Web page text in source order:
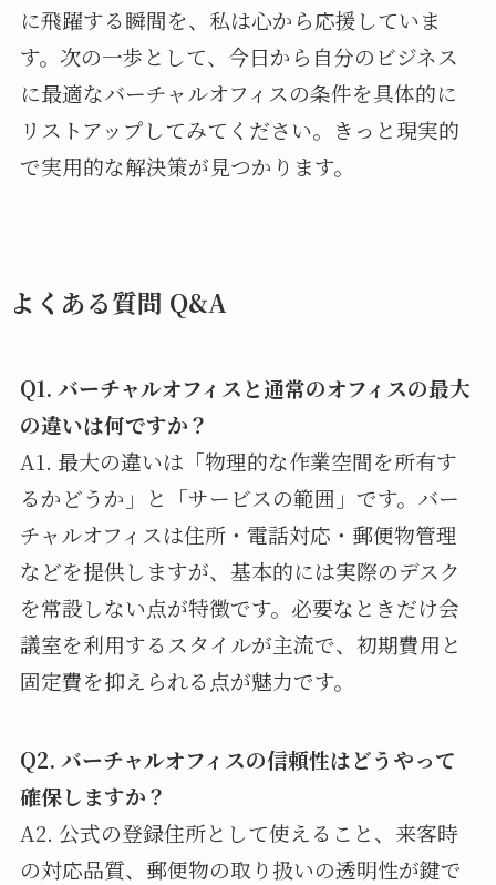
に飛躍する瞬間を、私は心から応援していま
す。次の一歩として、今日から自分のビジネス
に最適なバーチャルオフィスの条件を具体的に
リストアップしてみてください。きっと現実的
で実用的な解決策が見つかります。
よくある質問 Q&A
Q1. バーチャルオフィスと通常のオフィスの最大
の違いは何ですか？
A1. 最大の違いは「物理的な作業空間を所有す
るかどうか」と「サービスの範囲」です。バー
チャルオフィスは住所・電話対応・郵便物管理
などを提供しますが、基本的には実際のデスク
を常設しない点が特徴です。必要なときだけ会
議室を利用するスタイルが主流で、初期費用と
固定費を抑えられる点が魅力です。
Q2. バーチャルオフィスの信頼性はどうやって
確保しますか？
A2. 公式の登録住所として使えること、来客時
の対応品質、郵便物の取り扱いの透明性が鍵で